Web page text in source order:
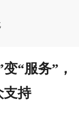
“服务”，
支持